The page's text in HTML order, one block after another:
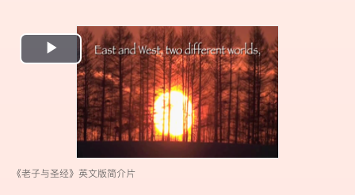
Play
Video
《老子与圣经》英文版简介片